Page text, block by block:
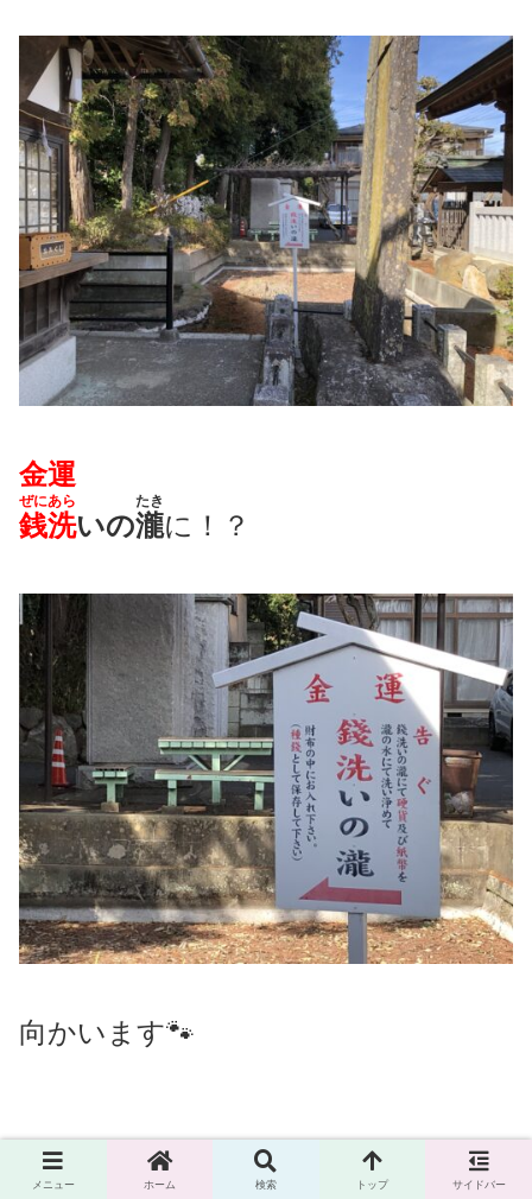
金運
銭洗
ぜにあら
いの瀧
たき
に！？
向かいます🐾
メニュー ホーム 検索 トップ サイドバー